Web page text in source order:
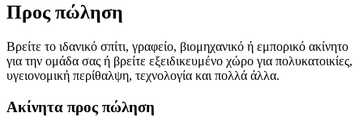
Προς πώληση
Βρείτε το ιδανικό σπίτι, γραφείο, βιομηχανικό ή εμπορικό ακίνητο
για την ομάδα σας ή βρείτε εξειδικευμένο χώρο για πολυκατοικίες,
υγειονομική περίθαλψη, τεχνολογία και πολλά άλλα.
Ακίνητα προς πώληση